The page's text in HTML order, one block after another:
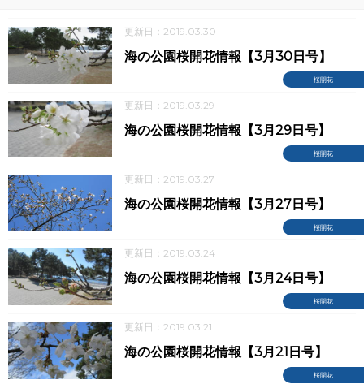
更新日：2019.03.30
桜開花
海の公園桜開花情報【3月30日号】
更新日：2019.03.29
桜開花
海の公園桜開花情報【3月29日号】
更新日：2019.03.27
桜開花
海の公園桜開花情報【3月27日号】
更新日：2019.03.24
桜開花
海の公園桜開花情報【3月24日号】
更新日：2019.03.21
桜開花
海の公園桜開花情報【3月21日号】